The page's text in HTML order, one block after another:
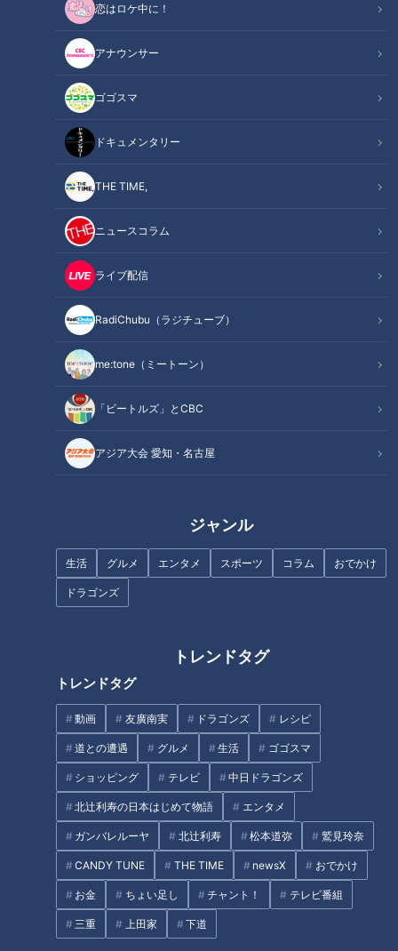
恋はロケ中に！
アナウンサー
ゴゴスマ
ドキュメンタリー
THE TIME,
ニュースコラム
ライブ配信
RadiChubu（ラジチューブ）
me:tone（ミートーン）
「ビートルズ」とCBC
アジア大会 愛知・名古屋
ジャンル
生活 グルメ エンタメ スポーツ コラム おでかけ
ドラゴンズ
トレンドタグ
トレンドタグ
動画 友廣南実 ドラゴンズ レシピ
道との遭遇 グルメ 生活 ゴゴスマ
ショッピング テレビ 中日ドラゴンズ
北辻利寿の日本はじめて物語 エンタメ
ガンバレルーヤ 北辻利寿 松本道弥 鷲見玲奈
CANDY TUNE THE TIME newsX おでかけ
お金 ちょい足し チャント！ テレビ番組
三重 上田家 下道
記事に戻る
この記事を見たあなたへのおすすめ
『吹奏楽部』に向井ます！
生配信の裏では意外な一面がい
『音楽科』ならではの話にマヂ
学校『加納高校』をリポート！
してみた結果は？
【当日取材】危険な暑さ！３
８℃の発熱も…猛暑の中、賀久
くんは～配信型ドキュメンタリ
ー「ピエロと呼ばれた息子」第
入学前の心配事は？道化師様魚
鱗癬の賀久くんを知る・学ぶ…
定期配信型ドキュメンタリー特
別編「ピエロと呼ばれた息子」